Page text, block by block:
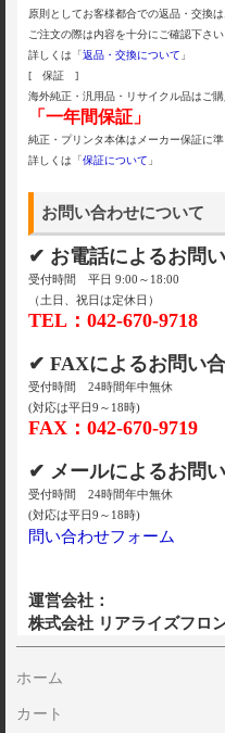
原則としてお客様都合での返品・交換は
ご注文の際は内容を十分にご確認下さい
詳しくは「返品・交換について 」
[ 保証 ]
海外純正・汎用品・リサイクル品はご
「一年間保証」
純正・プリンタ本体はメーカー保証に準
詳しくは「保証について 」
お問い合わせについて
✔ お電話によるお問
受付時間 平日 9:00～18:00
（土日、祝日は定休日）
TEL：042-670-9718
✔ FAXによるお問い
受付時間 24時間年中無休
(対応は平日9～18時)
FAX：042-670-9719
✔ メールによるお問
受付時間 24時間年中無休
(対応は平日9～18時)
問い合わせフォーム
運営会社：
株式会社 リアライズフロ
ホーム
カート